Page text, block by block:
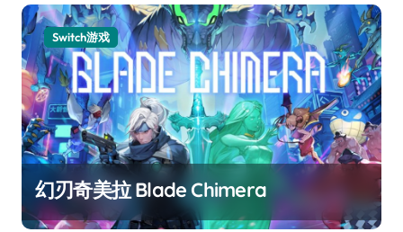
Switch游戏
幻刃奇美拉 Blade Chimera